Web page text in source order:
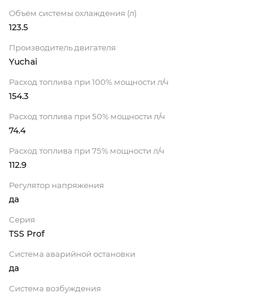
Объём системы охлаждения (л)
123.5
Производитель двигателя
Yuchai
Расход топлива при 100% мощности л/ч
154.3
Расход топлива при 50% мощности л/ч
74.4
Расход топлива при 75% мощности л/ч
112.9
Регулятор напряжения
да
Серия
TSS Prof
Система аварийной остановки
да
Система возбуждения